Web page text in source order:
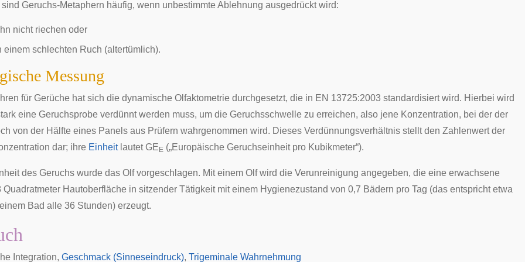
Geruchs-Metaphern häufig, wenn unbestimmte Ablehnung ausgedrückt wird:
nicht riechen oder
einem schlechten Ruch (altertümlich).
Messung
für Gerüche hat sich die dynamische Olfaktometrie durchgesetzt, die in EN 13725:2003 standardisiert wird. Hierbei wird
eine Geruchsprobe verdünnt werden muss, um die Geruchsschwelle zu erreichen, also jene Konzentration, bei der der
von der Hälfte eines Panels aus Prüfern wahrgenommen wird. Dieses Verdünnungsverhältnis stellt den Zahlenwert der
dar; ihre Einheitlautet GE E („Europäische Geruchseinheit pro Kubikmeter“).
des Geruchs wurde das Olfvorgeschlagen. Mit einem Olf wird die Verunreinigung angegeben, die eine erwachsene
Quadratmeter Hautoberfläche in sitzender Tätigkeit mit einem Hygienezustand von 0,7 Bädern pro Tag (das entspricht etwa
Bad alle 36 Stunden) erzeugt.
Integration, Geschmack (Sinneseindruck), Trigeminale Wahrnehmung